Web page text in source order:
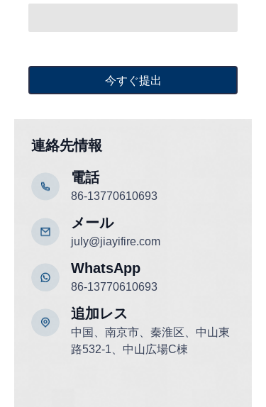
連絡先情報
86-13770610693
WhatsApp
電話
86-13770610693
july@jiayifire.com
メール
今すぐ提出
追加レス
中国、南京市、秦淮区、中山東
路532-1、中山広場C棟